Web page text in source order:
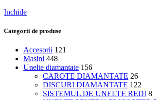
Inchide
Categorii de produse
Accesorii 121
Masini 448
Unelte diamantate 156
CAROTE DIAMANTATE 26
DISCURI DIAMANTATE 122
SISTEMUL DE UNELTE REDI 8